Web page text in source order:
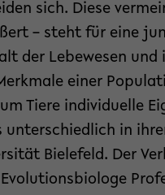
sich. Diese
– steht für eine
der Lebewesen
einer
Tiere individuelle
in
Bielefeld. Der